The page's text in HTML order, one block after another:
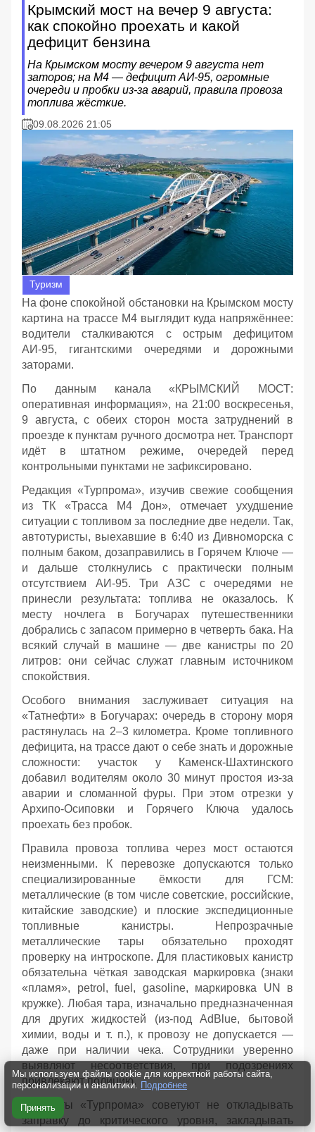
Крымский мост на вечер 9 августа:
как спокойно проехать и какой
дефицит бензина
На Крымском мосту вечером 9 августа нет
заторов; на М4 — дефицит АИ‑95, огромные
очереди и пробки из‑за аварий, правила провоза
топлива жёсткие.
09.08.2026 21:05
Туризм
На фоне спокойной обстановки на Крымском мосту
картина на трассе М4 выглядит куда напряжённее:
водители сталкиваются с острым дефицитом
АИ‑95, гигантскими очередями и дорожными
заторами.
По данным канала «КРЫМСКИЙ МОСТ:
оперативная информация», на 21:00 воскресенья,
9 августа, с обеих сторон моста затруднений в
проезде к пунктам ручного досмотра нет. Транспорт
идёт в штатном режиме, очередей перед
контрольными пунктами не зафиксировано.
Редакция «Турпрома», изучив свежие сообщения
из ТК «Трасса М4 Дон», отмечает ухудшение
ситуации с топливом за последние две недели. Так,
автотуристы, выехавшие в 6:40 из Дивноморска с
полным баком, дозаправились в Горячем Ключе —
и дальше столкнулись с практически полным
отсутствием АИ‑95. Три АЗС с очередями не
принесли результата: топлива не оказалось. К
месту ночлега в Богучарах путешественники
добрались с запасом примерно в четверть бака. На
всякий случай в машине — две канистры по 20
литров: они сейчас служат главным источником
спокойствия.
Особого внимания заслуживает ситуация на
«Татнефти» в Богучарах: очередь в сторону моря
растянулась на 2–3 километра. Кроме топливного
дефицита, на трассе дают о себе знать и дорожные
сложности: участок у Каменск‑Шахтинского
добавил водителям около 30 минут простоя из‑за
аварии и сломанной фуры. При этом отрезки у
Архипо‑Осиповки и Горячего Ключа удалось
проехать без пробок.
Правила провоза топлива через мост остаются
неизменными. К перевозке допускаются только
специализированные ёмкости для ГСМ:
металлические (в том числе советские, российские,
китайские заводские) и плоские экспедиционные
топливные канистры. Непрозрачные
металлические тары обязательно проходят
проверку на интроскопе. Для пластиковых канистр
обязательна чёткая заводская маркировка (знаки
«пламя», petrol, fuel, gasoline, маркировка UN в
кружке). Любая тара, изначально предназначенная
для других жидкостей (из‑под AdBlue, бытовой
химии, воды и т. п.), к провозу не допускается —
даже при наличии чека. Сотрудники уверенно
выявляют несоответствия, при подозрениях
привлекают полицию.
Эксперты «Турпрома» советуют не откладывать
заправку до критического уровня, закладывать
Мы используем файлы cookie для корректной работы сайта,
персонализации и аналитики. Подробнее
Принять